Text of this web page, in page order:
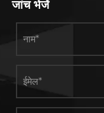
जांच भेजें